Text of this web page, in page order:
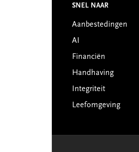
Footer
SNEL NAAR
Aanbestedingen
AI
Financiën
Handhaving
Integriteit
Leefomgeving